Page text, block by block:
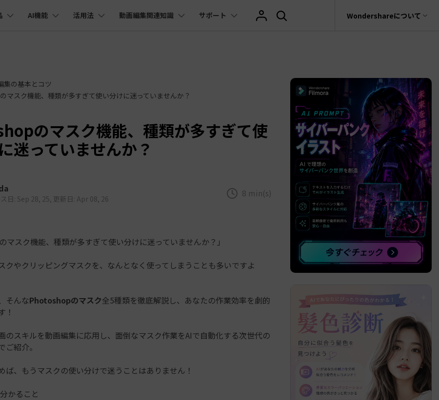
HiPDF
PDF編集オンラインツール
Dr.Fone
スマートフォン管理ソフト
Wondershareについて
サポートセンター
法人・教育・パートナー
EdrawMax
UniConverter
企業情報
お問い合わせ
プラン＆価格 サポート Wondershareについて
ット）
キーフレーム
サブシーケンス NEW
マルチカメラ編集
オーディオスペクトラム
オーディオ同期
テキスト読み上げ(TTS)
自動字幕起こし(STT)
テキストアニメーション
オートキャプション NEW
アセット
動画エフェクト
テンプレートプリセット
AIポートレート
Boris FX
NewBlue FX
すべての機能 >
AI機能
画像から動画生成
テキストから動画生成
画像生成
AI 延長 NEW
テキスト読み上げ
AI ポートレート
AIマーケティング
AIイラストや画像生成サイト
AI絵自動生成ツール
AI画像生成ツール
AIアップスケーリングビデオ
もっと見る >
活用法
プロモーションビデオ 商品紹介動画
動画マーケティング
プレゼンテーション動画
TikTok広告動画
動画編集関連知識
YouTube・SNS動画編集
ソーシャルメディア動画編集
YouTube動画エディタで動画を編集する方法
YouTube動画編集ソフトおすすめTOP10
結婚式ムービー作成テクニック
動画に使えるエフェクト素材おすすめ
動画クリエーティビティーに関する記事
Filmora動画講座
Filmora 101ガイド
Filmoraラーニング・セ
Filmora基本動画チュー
Filmoraの使い方とコツ
YouTube公式チャンネル
もっと見る >
サポート
イターハブ
イターハブで無限の創造性を発揮しよう
動作環境
トされている形式、デバイス、GPU の完全なリスト
介プログラム
て、ポイントを獲得しよう！
お客様からよくあるご質問を掲載してお
ります
お問い合わせ
無料でサポートチームにお問い合わせく
ださい
レビュー
Filmoraのニュースとレビューについて詳し
協業実績
Filmora製品や、公式キャラクターとのコラ
無料ダウンロード
集の基本とコツ
マスク機能、種類が多すぎて使い分けに迷っていませんか？
のマスク機能、種類が多すぎて使
迷っていませんか？
日: Sep 28, 25, 更新日: Apr 08, 26 8 min(s)
マスク機能、種類が多すぎて使い分けに迷っていませんか？」
クやクリッピングマスクを、なんとなく使ってしまうことも多いですよ
そんなPhotoshopのマスク全5種類を徹底解説し、あなたの作業効率を劇的
！
のスキルを動画編集に応用し、面倒なマスク作業をAIで自動化する次世代の
ご紹介。
ば、もうマスクの使い分けで迷うことはありません！
かること